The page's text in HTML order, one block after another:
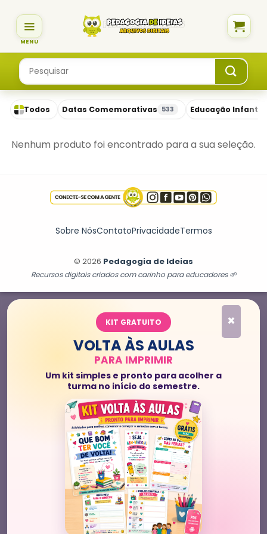
content
Pesquisar
por:
Todos Datas Comemorativas 533 Educação Infantil
Nenhum produto foi encontrado para a sua seleção.
Sobre NósContatoPrivacidadeTermos
© 2026 Pedagogia de Ideias
Recursos digitais criados com carinho para educadores 🌱
×
KIT GRATUITO
VOLTA ÀS AULAS
PARA IMPRIMIR
Um kit simples e pronto para acolher a
turma no início do semestre.